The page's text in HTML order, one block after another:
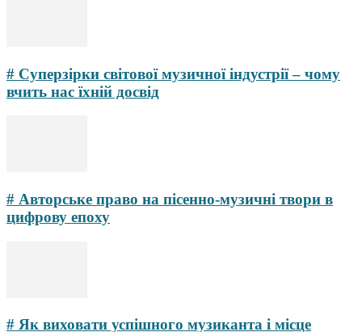
# Суперзірки світової музичної індустрії – чому
вчить нас їхній досвід
# Авторське право на пісенно-музичні твори в
цифрову епоху
# Як виховати успішного музиканта і місце